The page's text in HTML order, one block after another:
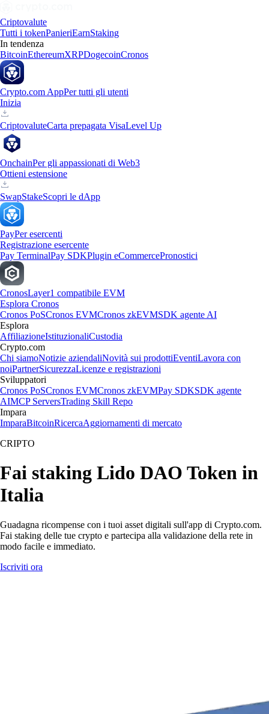
Criptovalute
Tutti i tokenPanieriEarnStaking
In tendenza
BitcoinEthereumXRPDogecoinCronos
Crypto.com AppPer tutti gli utenti
Inizia
CriptovaluteCarta prepagata VisaLevel Up
OnchainPer gli appassionati di Web3
Ottieni estensione
SwapStakeScopri le dApp
PayPer esercenti
Registrazione esercente
Pay TerminalPay SDKPlugin eCommercePronostici
CronosLayer1 compatibile EVM
Esplora Cronos
Cronos PoSCronos EVMCronos zkEVMSDK agente AI
Esplora
AffiliazioneIstituzionaliCustodia
Crypto.com
Chi siamoNotizie aziendaliNovità sui prodottiEventiLavora con
noiPartnerSicurezzaLicenze e registrazioni
Sviluppatori
Cronos PoSCronos EVMCronos zkEVMPay SDKSDK agente
AIMCP ServersTrading Skill Repo
Impara
ImparaBitcoinRicercaAggiornamenti di mercato
CRIPTO
Fai staking Lido DAO Token in
Italia
Guadagna ricompense con i tuoi asset digitali sull'app di Crypto.com.
Fai staking delle tue crypto e partecipa alla validazione della rete in
modo facile e immediato.
Iscriviti ora